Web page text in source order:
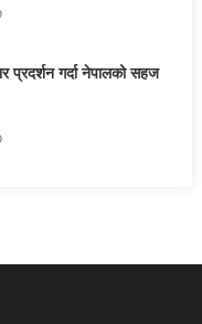
प्रदर्शन गर्दा नेपालको सहज